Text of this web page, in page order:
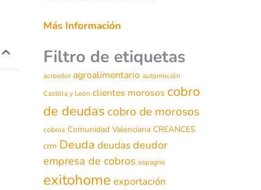
Más Información
Filtro de etiquetas
acreedor agroalimentario automoción
Castilla y León clientes morosos cobro
de deudas cobro de morosos
cobros Comunidad Valenciana CREANCES
crm Deuda deudasdeudor
empresa de cobros espagne
exitohome exportación